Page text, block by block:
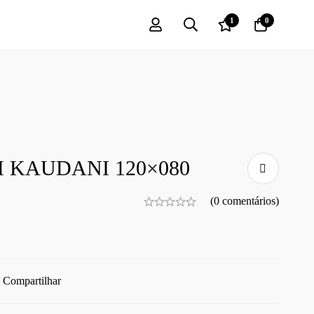
1 0
KAUDANI 120×080
(0 comentários)
Compartilhar